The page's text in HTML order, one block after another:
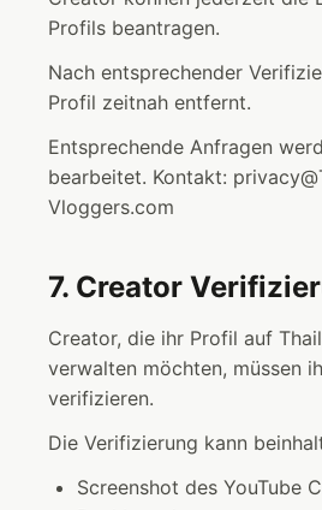
Profils beantragen.
Nach entsprechender
Profil zeitnah entfernt.
Entsprechende Anfragen
bearbeitet. Kontakt:
Vloggers.com
7. Creator
Creator, die ihr Profil auf
verwalten möchten, müssen
verifizieren.
Die Verifizierung kann
Screenshot des YouTube